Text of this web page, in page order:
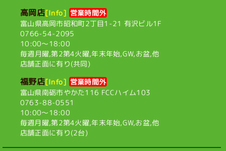
高岡店[Info] 営業時間外
富山県高岡市昭和町2丁目1-21 有沢ビル1F
0766-54-2095
10:00〜18:00
毎週月曜,第2第4火曜,年末年始,GW,お盆,他
店舗正面に有り(共同)
福野店[Info] 営業時間外
富山県南砺市やかた116 FCCハイム103
0763-88-0551
10:00〜18:00
毎週月曜,第2第4火曜,年末年始,GW,お盆,他
店舗正面に有り(2台)